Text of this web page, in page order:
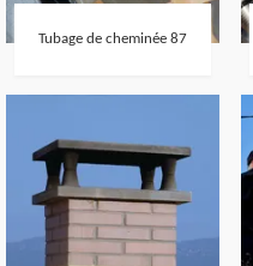
Tubage de cheminée 87